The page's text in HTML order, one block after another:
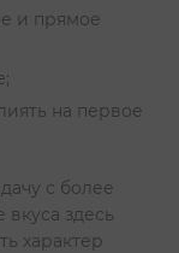
и прямое
на первое
с более
здесь
характер